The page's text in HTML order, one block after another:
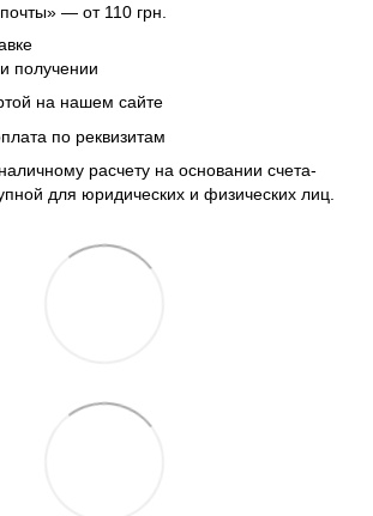
— от 110 грн.
получении
на нашем сайте
по реквизитам
расчету на основании счета-
для юридических и физических лиц.